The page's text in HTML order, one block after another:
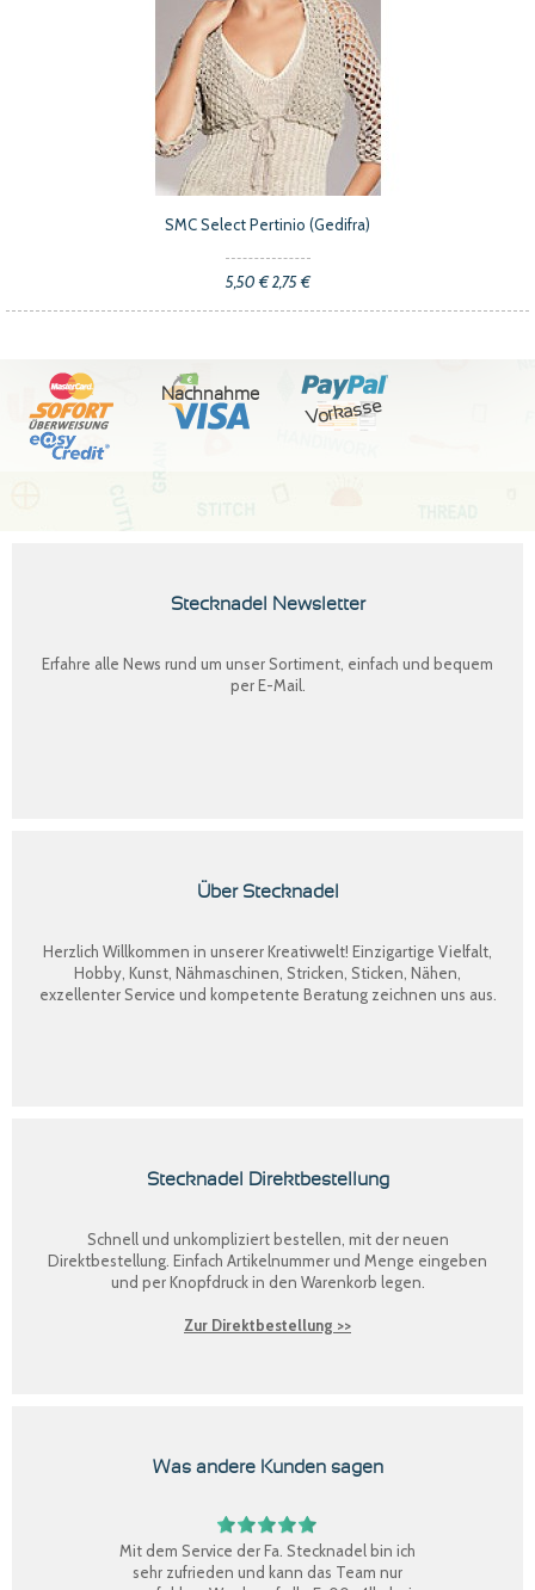
SMC Select Pertinio (Gedifra)
5,50 € 2,75 €
Nachnahme
Vorkasse
Stecknadel Newsletter
Erfahre alle News rund um unser Sortiment, einfach und bequem
per E-Mail.
Über Stecknadel
Herzlich Willkommen in unserer Kreativwelt! Einzigartige Vielfalt,
Hobby, Kunst, Nähmaschinen, Stricken, Sticken, Nähen,
exzellenter Service und kompetente Beratung zeichnen uns aus.
Stecknadel Direktbestellung
Schnell und unkompliziert bestellen, mit der neuen
Direktbestellung . Einfach Artikelnummer und Menge eingeben
und per Knopfdruck in den Warenkorb legen.
Zur Direktbestellung >>
Was andere Kunden sagen
Mit dem Service der Fa. Stecknadel bin ich
sehr zufrieden und kann das Team nur